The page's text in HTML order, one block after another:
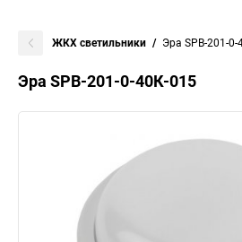
ЖКХ светильники Эра SPB-201-
Эра SPB-201-0-40К-015